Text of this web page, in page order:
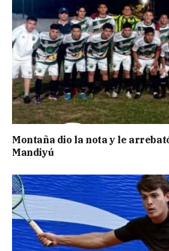
Montaña dio la nota y le
Mandiyú